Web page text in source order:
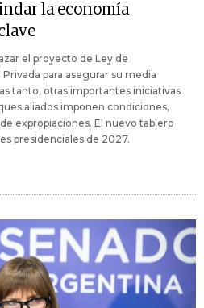
la economía
el proyecto de Ley de
para asegurar su media
tanto, otras importantes iniciativas
aliados imponen condiciones,
expropiaciones. El nuevo tablero
presidenciales de 2027.